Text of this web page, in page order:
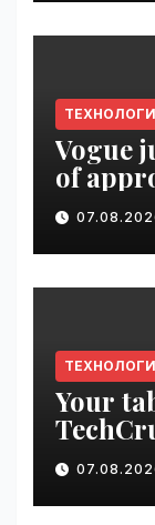
Vogue
of
Your
be